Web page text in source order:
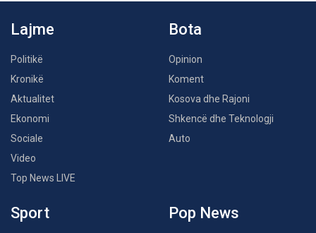
Lajme
Politikë
Kronikë
Aktualitet
Ekonomi
Sociale
Video
Top News LIVE
Bota
Opinion
Koment
Kosova dhe Rajoni
Shkencë dhe Teknologji
Auto
Sport Pop News